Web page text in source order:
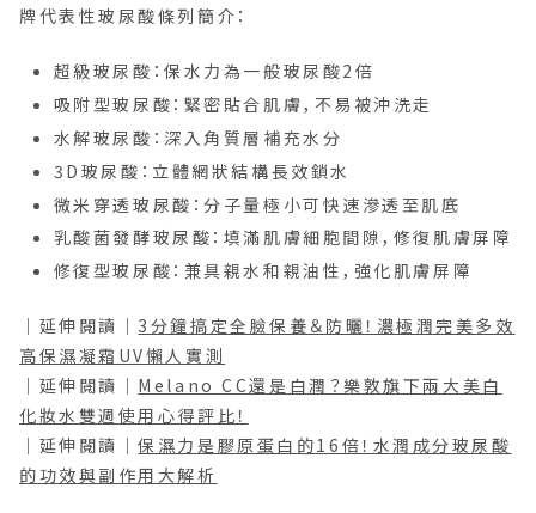
牌代表性玻尿酸條列簡介：
超級玻尿酸：保水力為一般玻尿酸2倍
吸附型玻尿酸：緊密貼合肌膚，不易被沖洗走
水解玻尿酸：深入角質層補充水分
3D玻尿酸：立體網狀結構長效鎖水
微米穿透玻尿酸：分子量極小可快速滲透至肌底
乳酸菌發酵玻尿酸：填滿肌膚細胞間隙，修復肌膚屏障
修復型玻尿酸：兼具親水和親油性，強化肌膚屏障
｜延伸閱讀｜ 3分鐘搞定全臉保養＆防曬！濃極潤完美多效
高保濕凝霜UV懶人實測
｜延伸閱讀｜ Melano CC還是白潤？樂敦旗下兩大美白
化妝水雙週使用心得評比！
｜延伸閱讀｜保濕力是膠原蛋白的16倍！水潤成分玻尿酸
的功效與副作用大解析